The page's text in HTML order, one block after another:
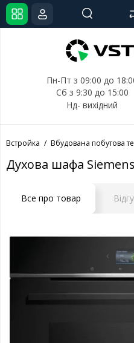
Пн-Пт з 09:00 до
Сб з 9:30 до 15:00
Нд- вихідний
Встройка Вбудована побутова
Духова шафа
Все про товар